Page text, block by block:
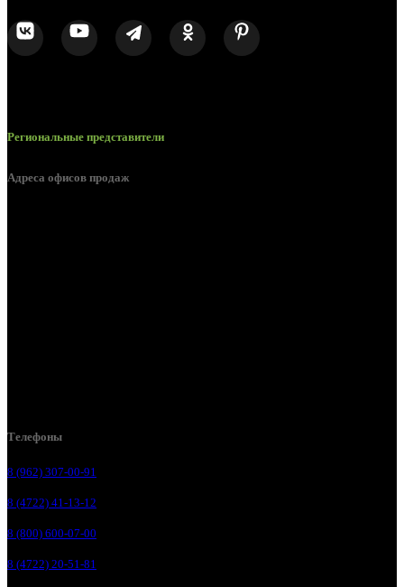
Региональные представители
Адреса офисов продаж
Телефоны
8 (962) 307-00-91
8 (4722) 41-13-12
8 (800) 600-07-00
8 (4722) 20-51-81